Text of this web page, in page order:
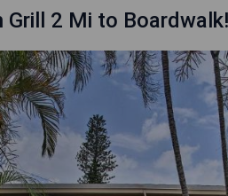
Grill 2 Mi to Boardwalk!